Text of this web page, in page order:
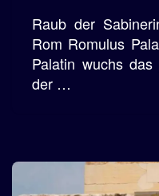
Raub der
Rom Romulus
Palatin wuchs
der …